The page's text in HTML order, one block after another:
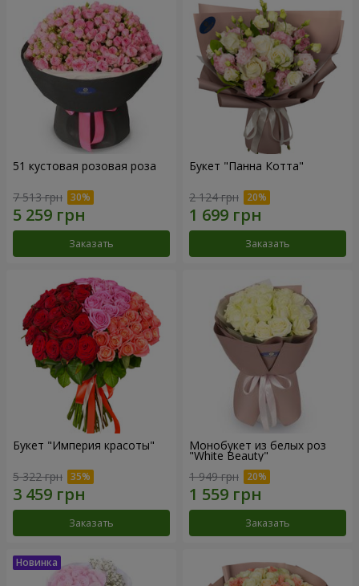
51 кустовая розовая роза
7 513 грн
Заказать
Букет "Панна Котта"
2 124 грн
Заказать
Букет "Империя красоты"
5 322 грн
Заказать
Монобукет из белых роз
"White Beauty"
1 949 грн
Заказать